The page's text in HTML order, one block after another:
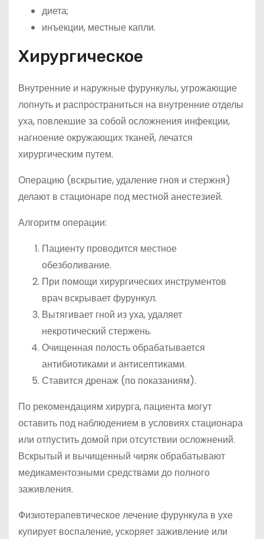
диета;
инъекции, местные капли.
Хирургическое
Внутренние и наружные фурункулы, угрожающие
лопнуть и распространиться на внутренние отделы
уха, повлекшие за собой осложнения инфекции,
нагноение окружающих тканей, лечатся
хирургическим путем.
Операцию (вскрытие, удаление гноя и стержня)
делают в стационаре под местной анестезией.
Алгоритм операции:
Пациенту проводится местное
обезболивание.
При помощи хирургических инструментов
врач вскрывает фурункул.
Вытягивает гной из уха, удаляет
некротический стержень.
Очищенная полость обрабатывается
антибиотиками и антисептиками.
Ставится дренаж (по показаниям).
По рекомендациям хирурга, пациента могут
оставить под наблюдением в условиях стационара
или отпустить домой при отсутствии осложнений.
Вскрытый и вычищенный чиряк обрабатывают
медикаментозными средствами до полного
заживления.
Физиотерапевтическое лечение фурункула в ухе
купирует воспаление, ускоряет заживление или